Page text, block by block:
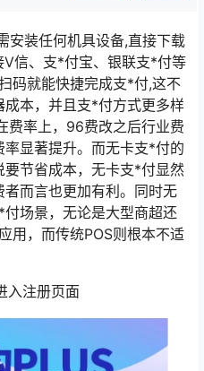
装任何机具设备,直接下载
信、支*付宝、银联支*付等
码就能快捷完成支*付,这不
本，并且支*付方式更多样
费率上，96费改之后行业费
显著提升。而无卡支*付的
节省成本，无卡支*付显然
而言也更加有利。同时无
场景，无论是大型商超还
用，而传统POS则根本不适
入注册页面